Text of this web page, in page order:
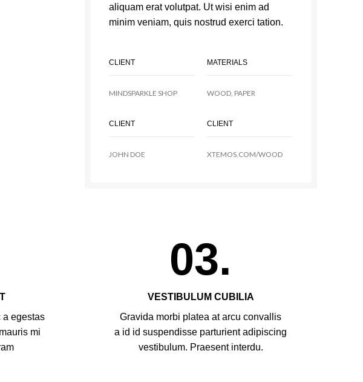
aliquam erat volutpat. Ut wisi enim ad
minim veniam, quis nostrud exerci tation.
CLIENT MATERIALS
MINDSPARKLE SHOP WOOD, PAPER
CLIENT CLIENT
JOHN DOE XTEMOS.COM/WOOD
a egestas
mi
03.
VESTIBULUM CUBILIA
Gravida morbi platea at arcu convallis
a id id suspendisse parturient adipiscing
vestibulum. Praesent interdu.